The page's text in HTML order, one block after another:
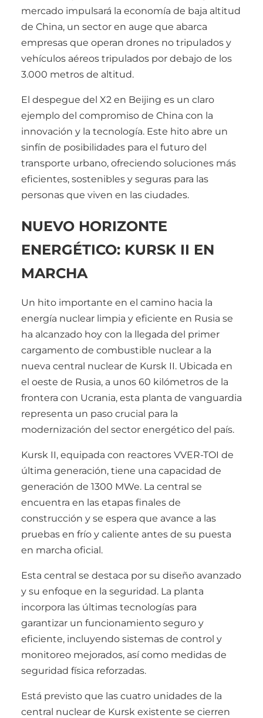
mercado impulsará la economía de baja altitud
de China, un sector en auge que abarca
empresas que operan drones no tripulados y
vehículos aéreos tripulados por debajo de los
3.000 metros de altitud.
El despegue del X2 en Beijing es un claro
ejemplo del compromiso de China con la
innovación y la tecnología. Este hito abre un
sinfín de posibilidades para el futuro del
transporte urbano, ofreciendo soluciones más
eficientes, sostenibles y seguras para las
personas que viven en las ciudades.
NUEVO HORIZONTE
ENERGÉTICO: KURSK II EN
MARCHA
Un hito importante en el camino hacia la
energía nuclear limpia y eficiente en Rusia se
ha alcanzado hoy con la llegada del primer
cargamento de combustible nuclear a la
nueva central nuclear de Kursk II. Ubicada en
el oeste de Rusia, a unos 60 kilómetros de la
frontera con Ucrania, esta planta de vanguardia
representa un paso crucial para la
modernización del sector energético del país.
Kursk II, equipada con reactores VVER-TOI de
última generación, tiene una capacidad de
generación de 1300 MWe. La central se
encuentra en las etapas finales de
construcción y se espera que avance a las
pruebas en frío y caliente antes de su puesta
en marcha oficial.
Esta central se destaca por su diseño avanzado
y su enfoque en la seguridad. La planta
incorpora las últimas tecnologías para
garantizar un funcionamiento seguro y
eficiente, incluyendo sistemas de control y
monitoreo mejorados, así como medidas de
seguridad física reforzadas.
Está previsto que las cuatro unidades de la
central nuclear de Kursk existente se cierren